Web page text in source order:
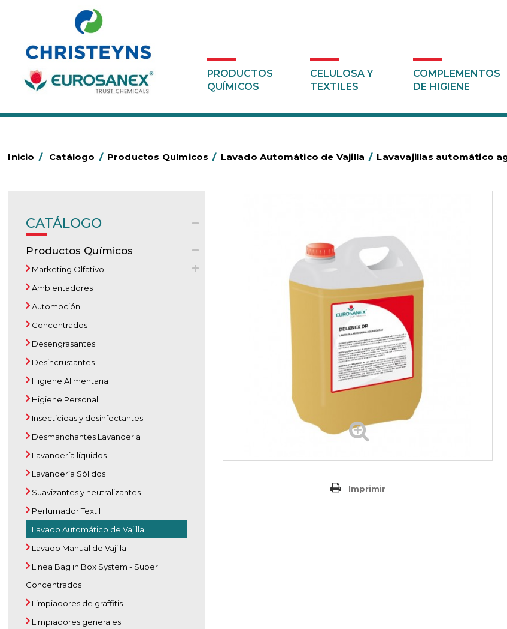
PRODUCTOS
QUÍMICOS
CELULOSA Y
TEXTILES
COMPLEMENTOS
DE HIGIENE
Inicio / Catálogo / Productos Químicos / Lavado Automático de Vajilla / Lavavajillas automático
CATÁLOGO
Productos Químicos
Marketing Olfativo
Ambientadores
Automoción
Concentrados
Desengrasantes
Desincrustantes
Higiene Alimentaria
Higiene Personal
Insecticidas y desinfectantes
Desmanchantes Lavanderia
Lavandería líquidos
Lavandería Sólidos
Suavizantes y neutralizantes
Perfumador Textil
Lavado Automático de Vajilla
Lavado Manual de Vajilla
Linea Bag in Box System - Super
Concentrados
Limpiadores de graffitis
Limpiadores generales
Imprimir